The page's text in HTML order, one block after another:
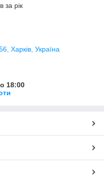
за рік
Харків, Україна
18:00